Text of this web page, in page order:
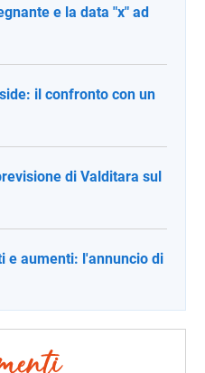
e la data "x" ad
il confronto con un
di Valditara sul
e aumenti: l'annuncio di